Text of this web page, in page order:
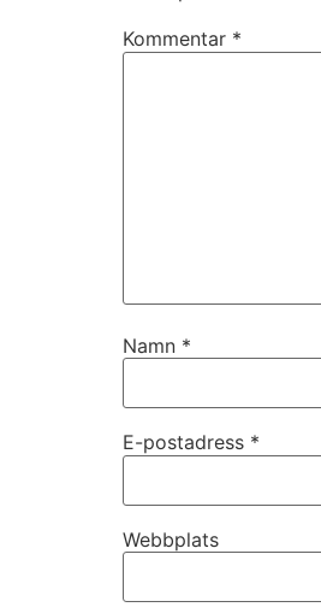
Kommentar *
Namn *
E-postadress *
Webbplats
Dessa kakor
välja bort. De
att hemsidan